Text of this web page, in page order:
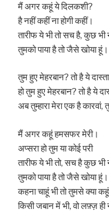
मैं अगर कहूं ये दिलकशी?
है नहीं कहीं ना होगी कहीं।
तारीफ ये भी तो सच है, कुछ भी
तुमको पाया है तो जैसे खोया हूं।
तुम हुए मेहरबान? तो है ये
हो तुम हुए मेहरबान? तो है ये
अब तुम्हारा मेरा एक है कारवां,
मैं अगर कहूं हमसफर मेरी।
अप्सरा हो तुम या कोई परी
तारीफ ये भी तो, सच है कुछ भी
तुमको पाया है तो जैसे खोया हूं।
कहना चाहूं भी तो तुमसे क्या कहूं
किसी जबान में भी, वो लफ़्ज़ ही